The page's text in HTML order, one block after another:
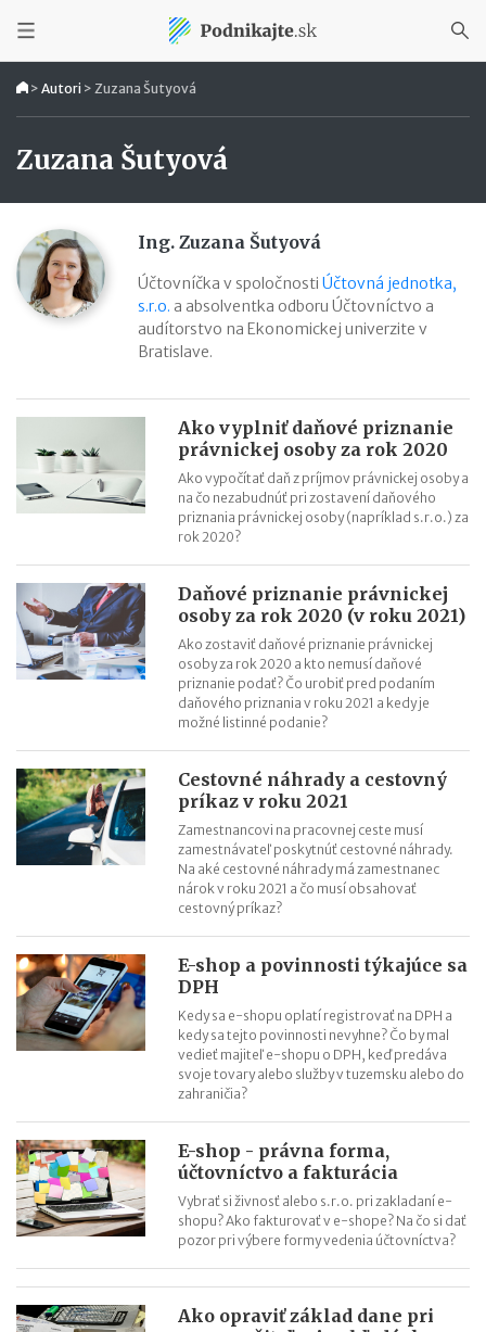
> Autori > Zuzana Šutyová
Zuzana Šutyová
Ing. Zuzana Šutyová
Účtovníčka v spoločnosti Účtovná jednotka,
s.r.o. a absolventka odboru Účtovníctvo a
audítorstvo na Ekonomickej univerzite v
Bratislave.
Ako vyplniť daňové priznanie
právnickej osoby za rok 2020
Ako vypočítať daň z príjmov právnickej osoby a
na čo nezabudnúť pri zostavení daňového
priznania právnickej osoby (napríklad s.r.o.) za
rok 2020?
Daňové priznanie právnickej
osoby za rok 2020 (v roku 2021)
Ako zostaviť daňové priznanie právnickej
osoby za rok 2020 a kto nemusí daňové
priznanie podať? Čo urobiť pred podaním
daňového priznania v roku 2021 a kedy je
možné listinné podanie?
Cestovné náhrady a cestovný
príkaz v roku 2021
Zamestnancovi na pracovnej ceste musí
zamestnávateľ poskytnúť cestovné náhrady.
Na aké cestovné náhrady má zamestnanec
nárok v roku 2021 a čo musí obsahovať
cestovný príkaz?
E-shop a povinnosti týkajúce sa
DPH
Kedy sa e-shopu oplatí registrovať na DPH a
kedy sa tejto povinnosti nevyhne? Čo by mal
vedieť majiteľ e-shopu o DPH, keď predáva
svoje tovary alebo služby v tuzemsku alebo do
zahraničia?
E-shop - právna forma,
účtovníctvo a fakturácia
Vybrať si živnosť alebo s.r.o. pri zakladaní e-
shopu? Ako fakturovať v e-shope? Na čo si dať
pozor pri výbere formy vedenia účtovníctva?
Ako opraviť základ dane pri